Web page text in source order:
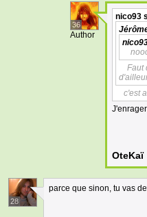
36
Author
nico93
Faut
c'est
OteKaï
28
parce que sinon, tu vas